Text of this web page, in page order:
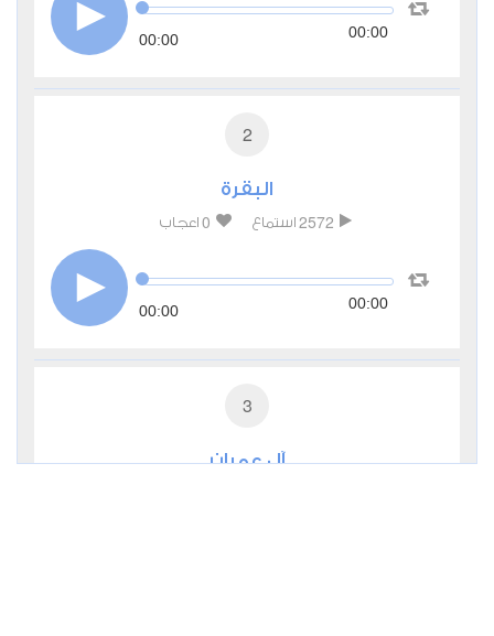
00:00 00:00
2
البقرة
2572 استماع 0 اعجاب
00:00 00:00
3
آل عمران